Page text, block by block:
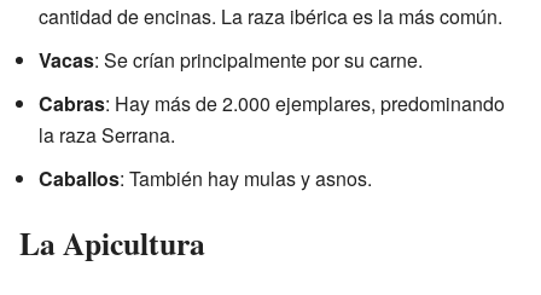
cantidad de encinas. La raza ibérica es la más común.
Vacas: Se crían principalmente por su carne.
Cabras: Hay más de 2.000 ejemplares, predominando
la raza Serrana.
Caballos: También hay mulas y asnos.
La Apicultura